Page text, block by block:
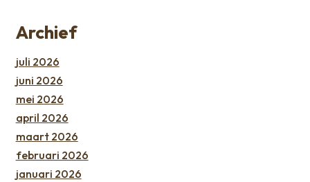
Archief
juli 2026
juni 2026
mei 2026
april 2026
maart 2026
februari 2026
januari 2026